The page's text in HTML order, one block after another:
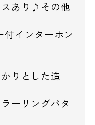
スあり♪その他
付インターホン
りとした造
ーリングパタ